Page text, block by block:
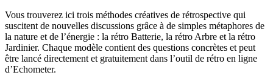
Vous trouverez ici trois méthodes créatives de rétrospective qui
suscitent de nouvelles discussions grâce à de simples métaphores de
la nature et de l’énergie : la rétro Batterie, la rétro Arbre et la rétro
Jardinier. Chaque modèle contient des questions concrètes et peut
être lancé directement et gratuitement dans l’outil de rétro en ligne
d’Echometer.